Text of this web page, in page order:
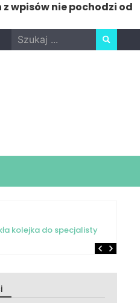
wpisów nie pochodzi od
Search
for:
kolejka do specjalisty